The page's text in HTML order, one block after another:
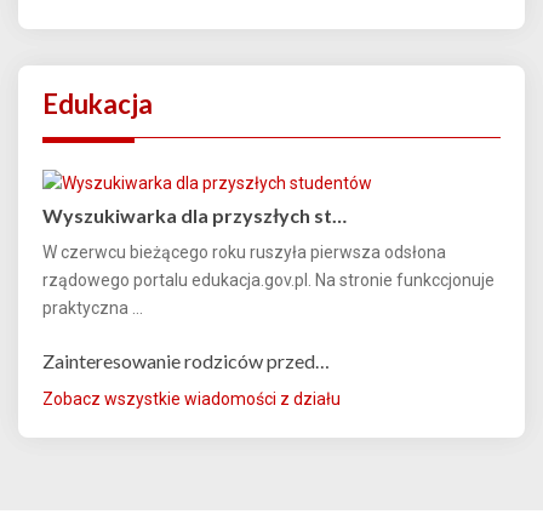
Edukacja
Wyszukiwarka dla przyszłych st…
W czerwcu bieżącego roku ruszyła pierwsza odsłona
rządowego portalu edukacja.gov.pl. Na stronie funkccjonuje
praktyczna ...
Zainteresowanie rodziców przed…
Zobacz wszystkie wiadomości z działu